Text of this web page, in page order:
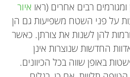
רבים אחרים (ראו איור
על פני השטח משפיעות גם הן
להן לשנות את צורתן. כאשר
החדשות שנוצרות אינן
באופן שווה בכל הכיוונים.